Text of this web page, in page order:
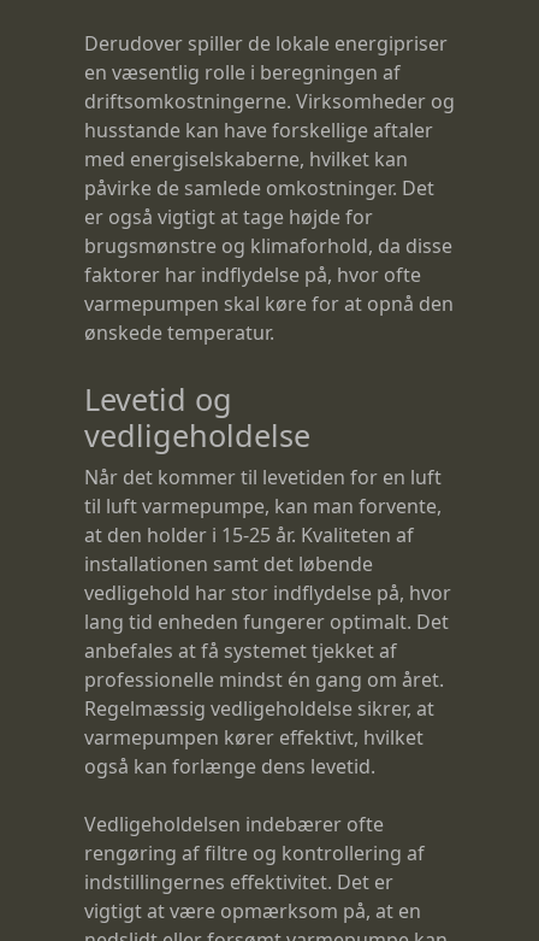
Derudover spiller de lokale energipriser
en væsentlig rolle i beregningen af
driftsomkostningerne. Virksomheder og
husstande kan have forskellige aftaler
med energiselskaberne, hvilket kan
påvirke de samlede omkostninger. Det
er også vigtigt at tage højde for
brugsmønstre og klimaforhold, da disse
faktorer har indflydelse på, hvor ofte
varmepumpen skal køre for at opnå den
ønskede temperatur.
Levetid og
vedligeholdelse
Når det kommer til levetiden for en luft
til luft varmepumpe, kan man forvente,
at den holder i 15-25 år. Kvaliteten af
installationen samt det løbende
vedligehold har stor indflydelse på, hvor
lang tid enheden fungerer optimalt. Det
anbefales at få systemet tjekket af
professionelle mindst én gang om året.
Regelmæssig vedligeholdelse sikrer, at
varmepumpen kører effektivt, hvilket
også kan forlænge dens levetid.
Vedligeholdelsen indebærer ofte
rengøring af filtre og kontrollering af
indstillingernes effektivitet. Det er
vigtigt at være opmærksom på, at en